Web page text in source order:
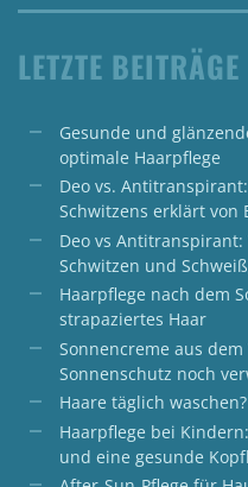
LETZTE BEITRÄGE
Gesunde und
optimale Haarpflege
Deo vs.
Schwitzens erklärt von
Deo vs
Schwitzen und
Haarpflege nach dem
strapaziertes Haar
Sonnencreme aus
Sonnenschutz noch
Haare täglich waschen?
Haarpflege bei
und eine gesunde